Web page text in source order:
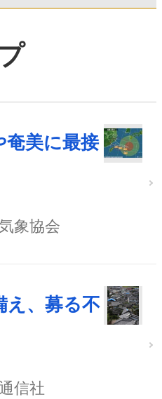
奄美に最接
象協会
え、募る不
信社